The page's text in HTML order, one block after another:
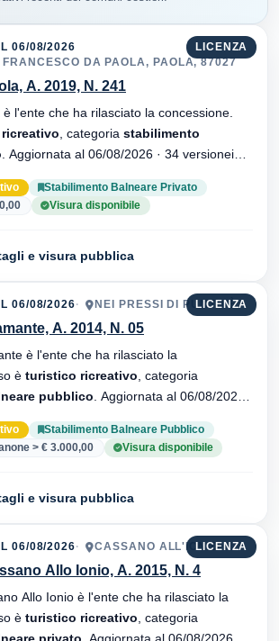
LICENZA
06/08/2026
FRANCESCO DA PAOLA, PAOLA, 87027
A. 2019, N. 241
l'ente che ha rilasciato la concessione.
, categoria stabilimento
Stabilimento Balneare Privato
Visura disponibile
e visura pubblica
LICENZA
06/08/2026 NEI PRESSI DI PUNTO È
A. 2014, N. 05
è l'ente che ha rilasciato la
L'uso è turistico ricreativo , categoria
pubblico
Stabilimento Balneare Pubblico
> € 3.000,00 Visura disponibile
e visura pubblica
LICENZA
06/08/2026 CASSANO ALL'IONIO
Allo Ionio, A. 2015, N. 4
Allo Ionio è l'ente che ha rilasciato la
L'uso è turistico ricreativo , categoria
privato